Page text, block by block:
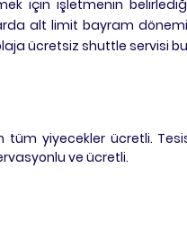
için işletmenin
alt limit bayram
ücretsiz shuttle servisi
tüm yiyecekler ücretli.
ve ücretli.